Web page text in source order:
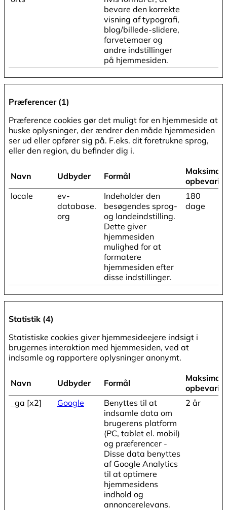
bevare den korrekte
visning af typografi,
blog/billede-slidere,
farvetemaer og
andre indstillinger
på hjemmesiden.
Præferencer (1)
Præference cookies gør det muligt for en hjemmeside at
huske oplysninger, der ændrer den måde hjemmesiden
ser ud eller opfører sig på. F.eks. dit foretrukne sprog,
eller den region, du befinder dig i.
Navn Udbyder Formål
Maksimal
locale
ev-
database.
org
Indeholder den
besøgendes sprog-
og landeindstilling.
Dette giver
hjemmesiden
mulighed for at
formatere
hjemmesiden efter
disse indstillinger.
180
dage
Statistik (4)
Statistiske cookies giver hjemmesideejere indsigt i
brugernes interaktion med hjemmesiden, ved at
indsamle og rapportere oplysninger anonymt.
Navn Udbyder Formål
Maksimal
_ga [x2]
Google
Benyttes til at
indsamle data om
brugerens platform
(PC, tablet el. mobil)
og præferencer -
Disse data benyttes
af Google Analytics
til at optimere
hjemmesidens
indhold og
annoncerelevans.
2 år